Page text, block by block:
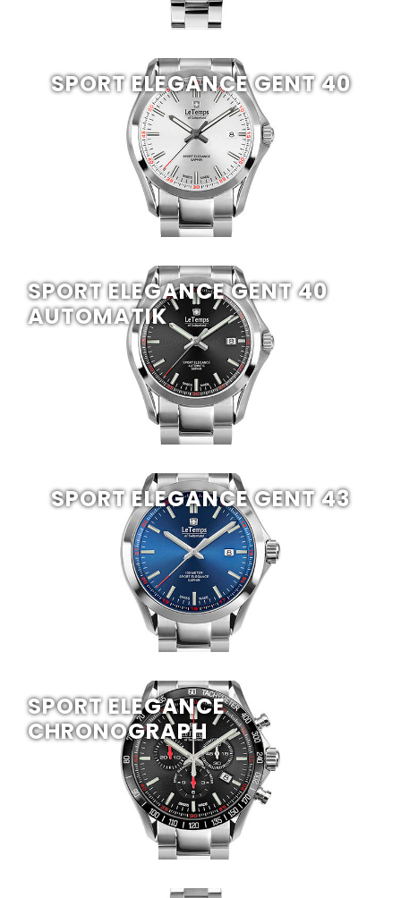
SPORT ELEGANCE GENT 40
SPORT ELEGANCE GENT 40
AUTOMATIK
SPORT ELEGANCE GENT 43
SPORT ELEGANCE
CHRONOGRAPH